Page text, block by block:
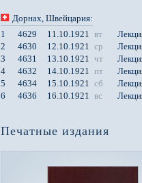
Дорнах , Швейцария:
1
4629 11.10.1921 вт
2
4630 12.10.1921 ср
3
4631 13.10.1921 чт
4
4632 14.10.1921 пт
5
4634 15.10.1921 сб
6
4636 16.10.1921 вс
Печатные издания